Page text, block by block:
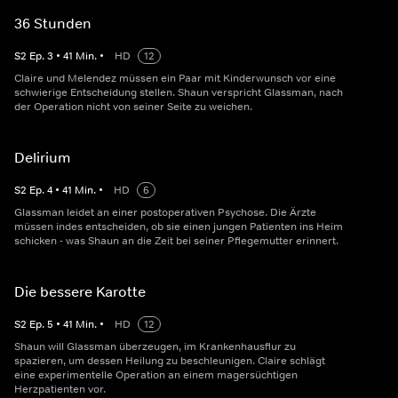
36 Stunden
S2 Ep.3 • 41 Min. • HD
12
Claire und Melendez müssen ein Paar mit Kinderwunsch vor eine
schwierige Entscheidung stellen. Shaun verspricht Glassman, nach
der Operation nicht von seiner Seite zu weichen.
Delirium
S2 Ep.4 • 41 Min. • HD
6
Glassman leidet an einer postoperativen Psychose. Die Ärzte
müssen indes entscheiden, ob sie einen jungen Patienten ins Heim
schicken - was Shaun an die Zeit bei seiner Pflegemutter erinnert.
Die bessere Karotte
S2 Ep.5 • 41 Min. • HD
12
Shaun will Glassman überzeugen, im Krankenhausflur zu
spazieren, um dessen Heilung zu beschleunigen. Claire schlägt
eine experimentelle Operation an einem magersüchtigen
Herzpatienten vor.